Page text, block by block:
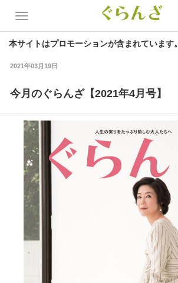
本サイトはプロモーションが含まれています。
2021年03月19日
今月のぐらんざ【2021年4月号】